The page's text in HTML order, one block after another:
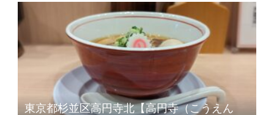
東京都杉並区高円寺北【高円寺（こうえん